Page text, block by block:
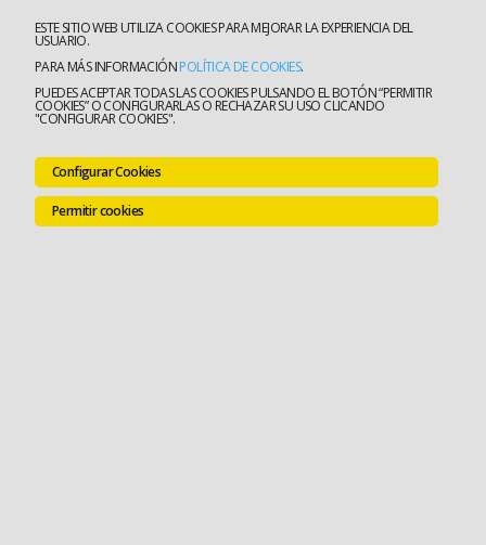
ESTE SITIO WEB UTILIZA COOKIES PARA MEJORAR LA EXPERIENCIA DEL
USUARIO.
PARA MÁS INFORMACIÓNPOLÍTICA DE COOKIES.
PUEDES ACEPTAR TODAS LAS COOKIES PULSANDO EL BOTÓN “PERMITIR
COOKIES” O CONFIGURARLAS O RECHAZAR SU USO CLICANDO
"CONFIGURAR COOKIES".
Configurar Cookies
Permitir cookies